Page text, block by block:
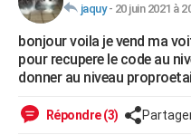
Retraite
Impôts
Epargne
Immobilier
Risques naturels par ville
Banque
Assurance
Crédit
AUTO
Essais
Réserver un essai
Citadines
Berlines
SUV
Forum auto
+HIGH-TECH
Mobiles
Meilleur smartphone
Internet
Ordinateurs
Jeux vidéo
Guide high-tech
+
Forum
Aménagement intérieur
Extérieur
Cuisine
Salle de bains
Jardinage
Rangement
WEEK-END
jaquy- 20 juin 2021 à
bonjour voila je vend ma
pour recupere le code au
donner au niveau
Répondre (3)